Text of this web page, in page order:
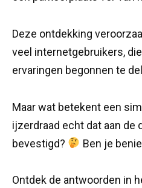
Deze ontdekking
veel internetgebruikers,
ervaringen begonnen te
Maar wat betekent een
ijzerdraad echt dat aan de
bevestigd?
Ben je
Ontdek de antwoorden in